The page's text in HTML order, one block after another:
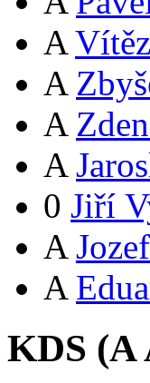
A
A
A
A
0 Jiří
A
A
KDS (A